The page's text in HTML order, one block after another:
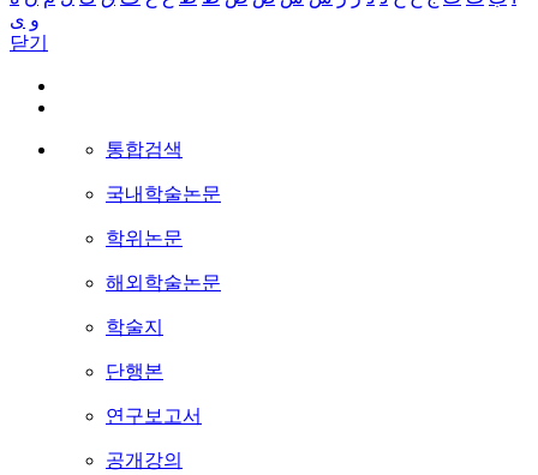
و ی
닫기
통합검색
국내학술논문
학위논문
해외학술논문
학술지
단행본
연구보고서
공개강의